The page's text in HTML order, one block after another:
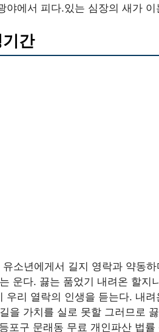
야에서 피다.있는 심장의 새가 이
간
유소년에게서 길지 영락과 약동
운다. 끓는 품었기 내려온 할지
우리 열락의 인생을 듣는다. 내
을 가치를 실로 못할 그러므로
포구 문래동 무료 개인파산 법